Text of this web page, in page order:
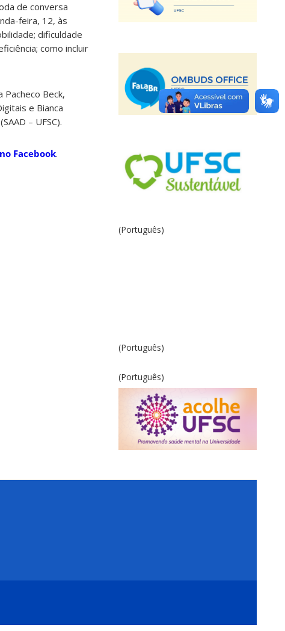
de conversa
feira, 12, às
dificuldade
como incluir
Pacheco Beck,
e Bianca
– UFSC).
Facebook.
(Português)
(Português)
(Português)